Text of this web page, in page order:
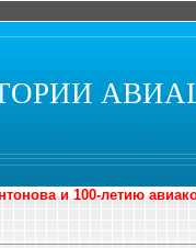
и 100-летию